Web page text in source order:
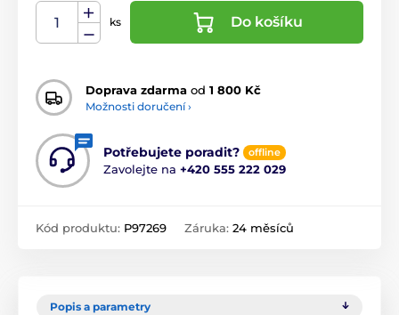
ks Do košíku
Doprava zdarma od 1 800 Kč
Možnosti doručení ›
Potřebujete poradit? offline
Zavolejte na +420 555 222 029
Kód produktu: P97269 Záruka: 24 měsíců
Popis a parametry